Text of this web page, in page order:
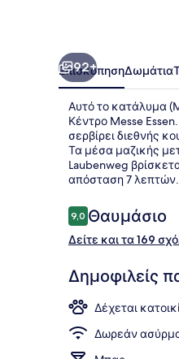
92+
ΕπισκόπησηΔωμάτια
Αυτό το κατάλυμα
Κέντρο Messe
σερβίρει διεθνής
Τα μέσα μαζικής
Laubenweg
απόσταση 7 λεπτών.
Σχόλια
9,09,0 στα 10
Θαυμάσιο
Δείτε και τα 169
Δημοφιλείς
Δέχεται
Δωρεάν